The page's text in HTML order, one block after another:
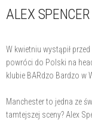
ALEX
W kwietniu wystąpił
powróci do Polski na
klubie BARdzo Bardzo w
Manchester to jedna ze
tamtejszej sceny? Alex